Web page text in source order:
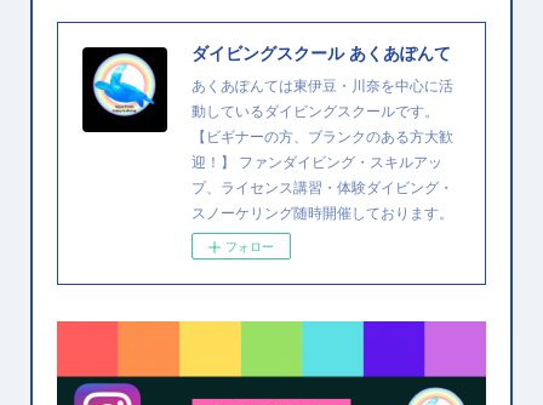
ダイビングスクール あくあぽんて
あくあぽんては東伊豆・川奈を中心に活
動しているダイビングスクールです。
【ビギナーの方、ブランクのある方大歓
迎！】 ファンダイビング・スキルアッ
プ、ライセンス講習・体験ダイビング・
スノーケリング随時開催しております。
フォロー